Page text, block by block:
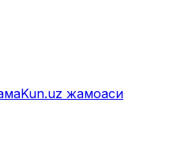
Kun.uz жамоаси